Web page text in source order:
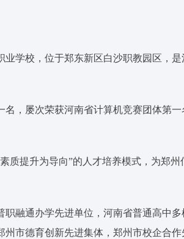
学校，位于郑东新区白沙职教园区，
，屡次荣获河南省计算机竞赛团体第
质提升为导向”的人才培养模式，为郑
融通办学先进单位，河南省普通高中
市德育创新先进集体，郑州市校企合